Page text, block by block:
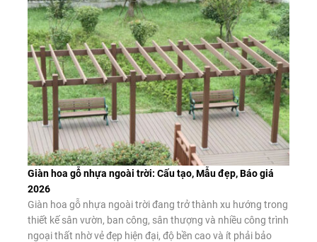
nước” cũng có chất lượng như […]
Giàn hoa gỗ nhựa ngoài trời: Cấu tạo, Mẫu đẹp, Báo giá
2026
Giàn hoa gỗ nhựa ngoài trời đang trở thành xu hướng trong
thiết kế sân vườn, ban công, sân thượng và nhiều công trình
ngoại thất nhờ vẻ đẹp hiện đại, độ bền cao và ít phải bảo